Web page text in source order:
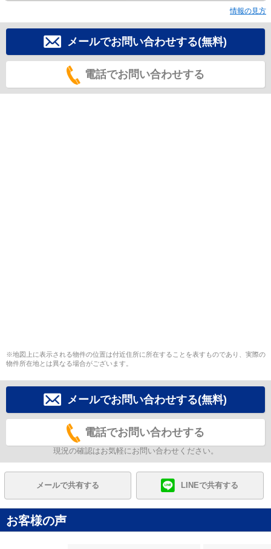
情報の見方
メールでお問い合わせする(無料)
電話でお問い合わせする
※地図上に表示される物件の位置は付近住所に所在することを表すものであり、実際の
物件所在地とは異なる場合がございます。
メールでお問い合わせする(無料)
電話でお問い合わせする
現況の確認はお気軽にお問い合わせください。
メールで共有する LINEで共有する
お客様の声